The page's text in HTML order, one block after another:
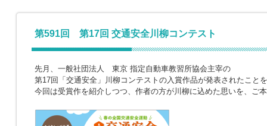
第591回 第17回 交通安全川柳コンテスト
先月、一般社団法人 東京 指定自動車教習所協会主宰の
第17回「交通安全」川柳コンテストの入賞作品が発表されたこと
今回は受賞作を紹介しつつ、作者の方が川柳に込めた思いを、ご